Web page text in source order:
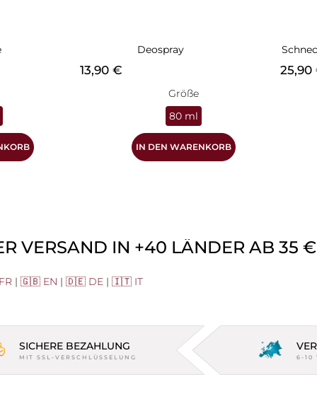
Deospray
Preis
13,90 €
Größe
80 ml
IN DEN WARENKORB
Preis
25,90
VERSAND IN +40 LÄNDER AB 35
| 🇬🇧 EN | 🇩🇪 DE | 🇮🇹 IT
SICHERE BEZAHLUNG
MIT SSL-VERSCHLÜSSELUNG 6-10